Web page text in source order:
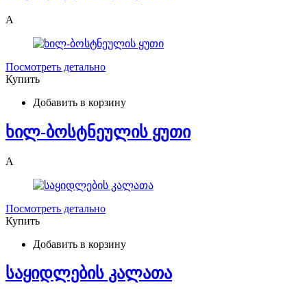
A
Посмотреть детально
Купить
Добавить в корзину
ხილ-ბოსტნეულის ყუთი
A
Посмотреть детально
Купить
Добавить в корзину
საყიდლების კალათა